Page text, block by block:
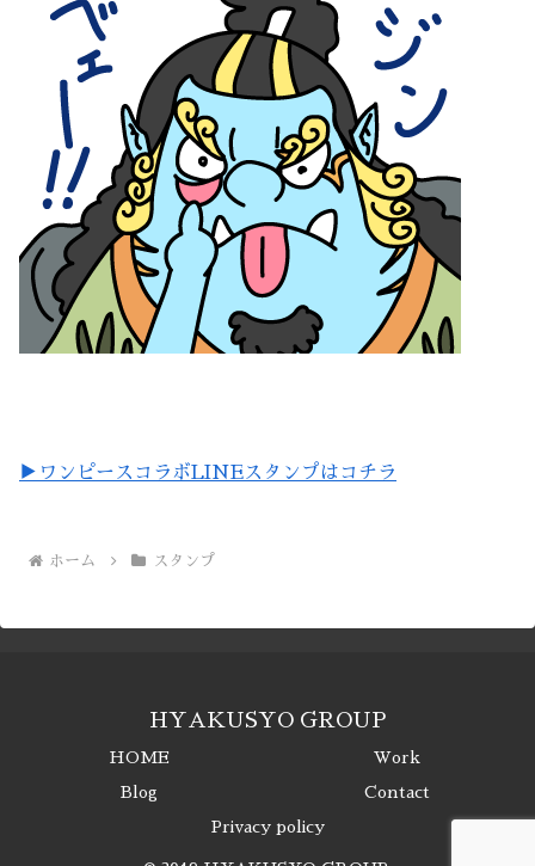
▶︎ワンピースコラボLINEスタンプはコチラ
ホーム スタンプ
HYAKUSYO GROUP
HOME Work
Blog Contact
Privacy policy